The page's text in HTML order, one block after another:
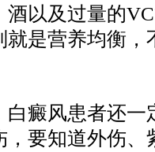
酒以及过量的
就是营养均衡，
癜风患者还一
，要知道外伤、